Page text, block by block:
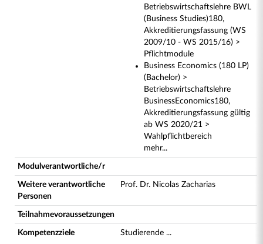
Betriebswirtschaftslehre BWL
(Business Studies)180,
Akkreditierungsfassung (WS
2009/10 - WS 2015/16) >
Pflichtmodule
Business Economics (180 LP)
(Bachelor) >
Betriebswirtschaftslehre
BusinessEconomics180,
Akkreditierungsfassung gültig
ab WS 2020/21 >
Wahlpflichtbereich
mehr...
Modulverantwortliche/r
Weitere verantwortliche
Personen
Prof. Dr. Nicolas Zacharias
Teilnahmevoraussetzungen
Kompetenzziele
Studierende ...